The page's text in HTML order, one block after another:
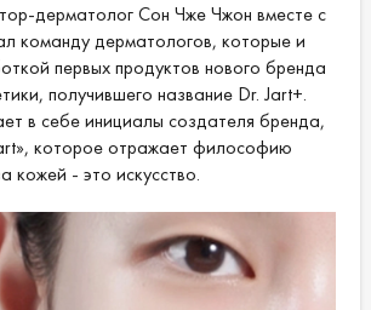
дерматолог Сон Чже Чжон вместе с
команду дерматологов, которые и
первых продуктов нового бренда
получившего название Dr. Jart+.
в себе инициалы создателя бренда,
которое отражает философию
кожей - это искусство.